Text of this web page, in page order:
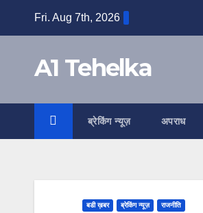
Fri. Aug 7th, 2026
A1 Tehelka
ब्रेकिंग न्यूज़ अपराध
बडी ख़बर ब्रेकिंग न्यूज़ राजनीति